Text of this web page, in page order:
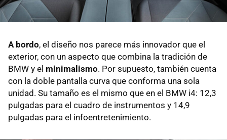
A bordo, el diseño nos parece más innovador que el
exterior, con un aspecto que combina la tradición de
BMW y el minimalismo. Por supuesto, también cuenta
con la doble pantalla curva que conforma una sola
unidad. Su tamaño es el mismo que en el BMW i4: 12,3
pulgadas para el cuadro de instrumentos y 14,9
pulgadas para el infoentretenimiento.